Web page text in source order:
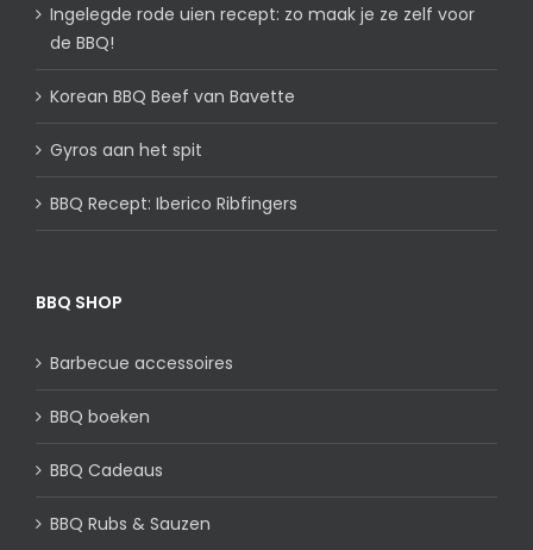
Ingelegde rode uien recept: zo maak je ze zelf voor
de BBQ!
Korean BBQ Beef van Bavette
Gyros aan het spit
BBQ Recept: Iberico Ribfingers
BBQ SHOP
Barbecue accessoires
BBQ boeken
BBQ Cadeaus
BBQ Rubs & Sauzen